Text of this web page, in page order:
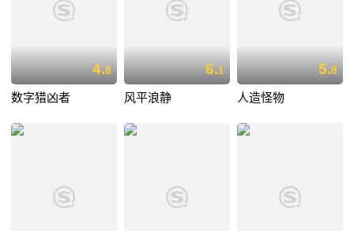
4.8
数字猎凶者
6.1
风平浪静
5.8
人造怪物